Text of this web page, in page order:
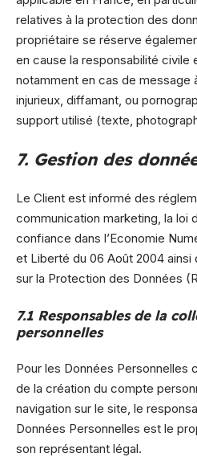
relatives à la protection des
propriétaire se réserve
en cause la responsabilité civile
notamment en cas de message
injurieux, diffamant, ou
support utilisé (texte,
7. Gestion des
Le Client est informé des
communication marketing, la loi
confiance dans l’Economie
et Liberté du 06 Août 2004 ainsi
sur la Protection des Données
7.1 Responsables de la
personnelles
Pour les Données Personnelles
de la création du compte
navigation sur le site, le
Données Personnelles est le
son représentant légal.